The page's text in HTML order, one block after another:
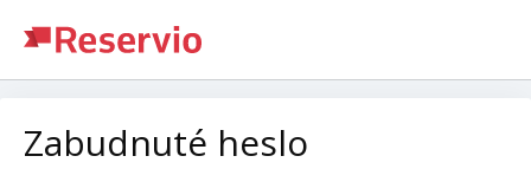
Zabudnuté heslo